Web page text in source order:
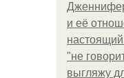
и её
"не
выгляжу